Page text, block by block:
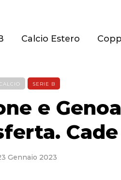
Calcio Estero
SERIE B
e
Gennaio 2023